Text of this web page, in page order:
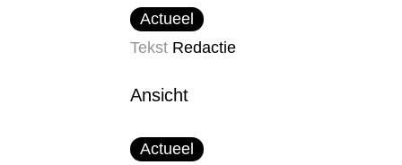
Actueel
Tekst Redactie
Ansicht
Actueel